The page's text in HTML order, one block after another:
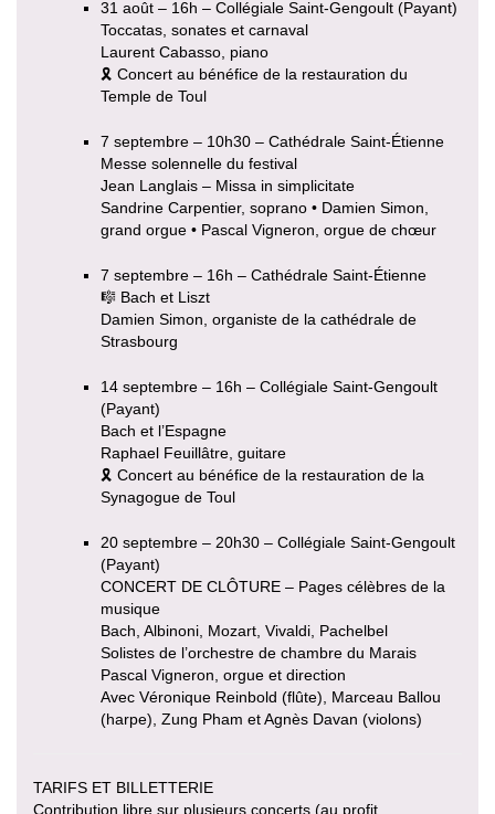
31 août – 16h – Collégiale Saint-Gengoult (Payant)
Toccatas, sonates et carnaval
Laurent Cabasso, piano
🎗 Concert au bénéfice de la restauration du
Temple de Toul
7 septembre – 10h30 – Cathédrale Saint-Étienne
Messe solennelle du festival
Jean Langlais – Missa in simplicitate
Sandrine Carpentier, soprano • Damien Simon,
grand orgue • Pascal Vigneron, orgue de chœur
7 septembre – 16h – Cathédrale Saint-Étienne
🎼 Bach et Liszt
Damien Simon, organiste de la cathédrale de
Strasbourg
14 septembre – 16h – Collégiale Saint-Gengoult
(Payant)
Bach et l’Espagne
Raphael Feuillâtre, guitare
🎗 Concert au bénéfice de la restauration de la
Synagogue de Toul
20 septembre – 20h30 – Collégiale Saint-Gengoult
(Payant)
CONCERT DE CLÔTURE – Pages célèbres de la
musique
Bach, Albinoni, Mozart, Vivaldi, Pachelbel
Solistes de l’orchestre de chambre du Marais
Pascal Vigneron, orgue et direction
Avec Véronique Reinbold (flûte), Marceau Ballou
(harpe), Zung Pham et Agnès Davan (violons)
TARIFS ET BILLETTERIE
Contribution libre sur plusieurs concerts (au profit